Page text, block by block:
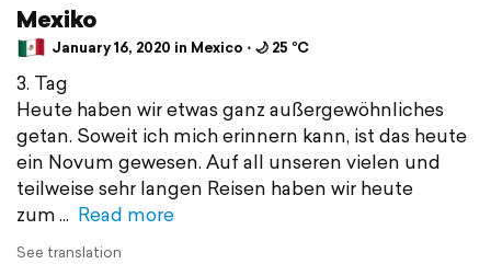
Mexiko
January 16, 2020 in Mexico ⋅ 🌙 25 °C
3. Tag
Heute haben wir etwas ganz außergewöhnliches
getan. Soweit ich mich erinnern kann, ist das heute
ein Novum gewesen. Auf all unseren vielen und
teilweise sehr langen Reisen haben wir heute
zum
Read more
See translation